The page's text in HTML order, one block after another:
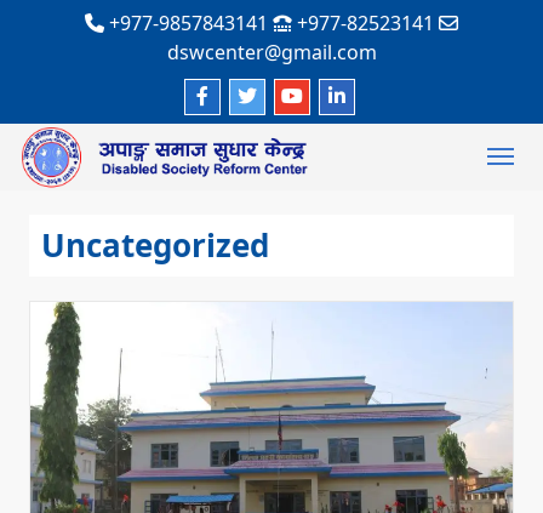
+977-9857843141
+977-82523141
dswcenter@gmail.com
Uncategorized